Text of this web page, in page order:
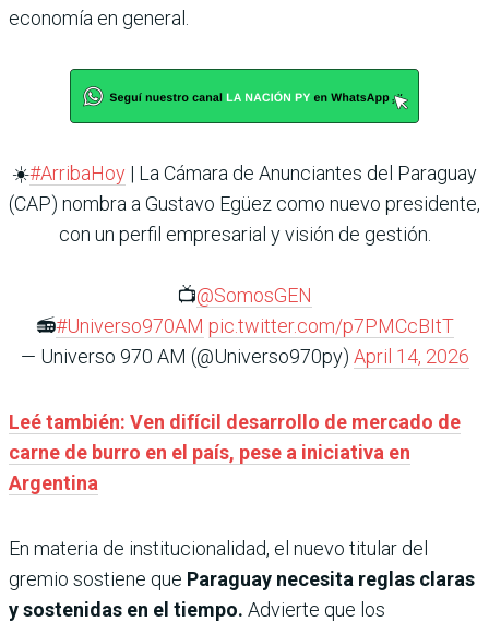
economía en general.
☀️#ArribaHoy | La Cámara de Anunciantes del Paraguay
(CAP) nombra a Gustavo Egüez como nuevo presidente,
con un perfil empresarial y visión de gestión.
📺@SomosGEN
📻#Universo970AM pic.twitter.com/p7PMCcBItT
— Universo 970 AM (@Universo970py) April 14, 2026
Leé también: Ven difícil desarrollo de mercado de
carne de burro en el país, pese a iniciativa en
Argentina
En materia de institucionalidad, el nuevo titular del
gremio sostiene que Paraguay necesita reglas claras
y sostenidas en el tiempo. Advierte que los